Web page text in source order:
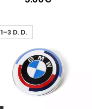
1–3 D. D.